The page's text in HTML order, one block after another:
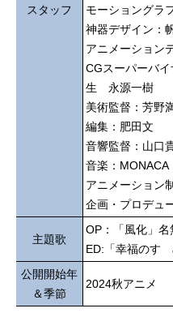
スタッフ
モーショングラ
神器デザイン：
アニメーション
CGスーパーバ
生 永源一樹
美術監督：芳
編集：肥田文
音響監督：山口
音楽：MONACA
アニメーション
企画・プロデュ
主題歌
OP：「風化」名
ED:「幸福のす
公開開始年
＆季節
2024秋アニメ